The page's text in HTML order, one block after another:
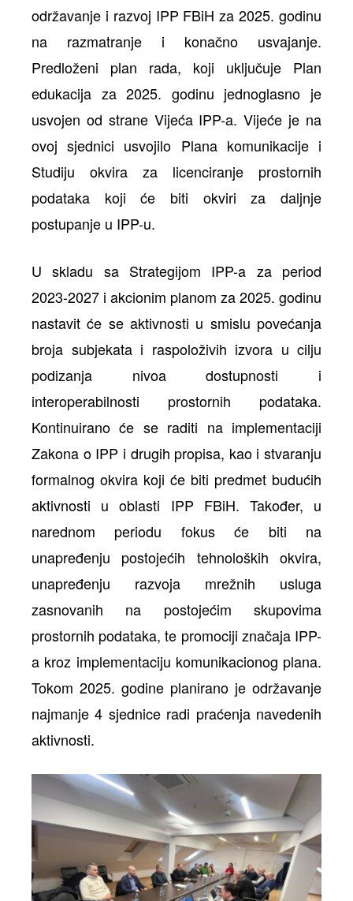
održavanje i razvoj IPP FBiH za 2025. godinu
na razmatranje i konačno usvajanje.
Predloženi plan rada, koji uključuje Plan
edukacija za 2025. godinu jednoglasno je
usvojen od strane Vijeća IPP-a. Vijeće je na
ovoj sjednici usvojilo Plana komunikacije i
Studiju okvira za licenciranje prostornih
podataka koji će biti okviri za daljnje
postupanje u IPP-u.
U skladu sa Strategijom IPP-a za period
2023-2027 i akcionim planom za 2025. godinu
nastavit će se aktivnosti u smislu povećanja
broja subjekata i raspoloživih izvora u cilju
podizanja nivoa dostupnosti i
interoperabilnosti prostornih podataka.
Kontinuirano će se raditi na implementaciji
Zakona o IPP i drugih propisa, kao i stvaranju
formalnog okvira koji će biti predmet budućih
aktivnosti u oblasti IPP FBiH. Također, u
narednom periodu fokus će biti na
unapređenju postojećih tehnoloških okvira,
unapređenju razvoja mrežnih usluga
zasnovanih na postojećim skupovima
prostornih podataka, te promociji značaja IPP-
a kroz implementaciju komunikacionog plana.
Tokom 2025. godine planirano je održavanje
najmanje 4 sjednice radi praćenja navedenih
aktivnosti.